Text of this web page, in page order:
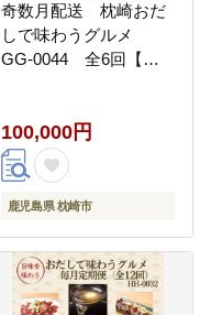
奇数月配送 枕崎おだ
しで味わうグルメ
GG-0044 全6回【配
100,000円
鹿児島県 枕崎市